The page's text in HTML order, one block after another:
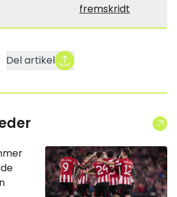
fremskridt
Del artikel